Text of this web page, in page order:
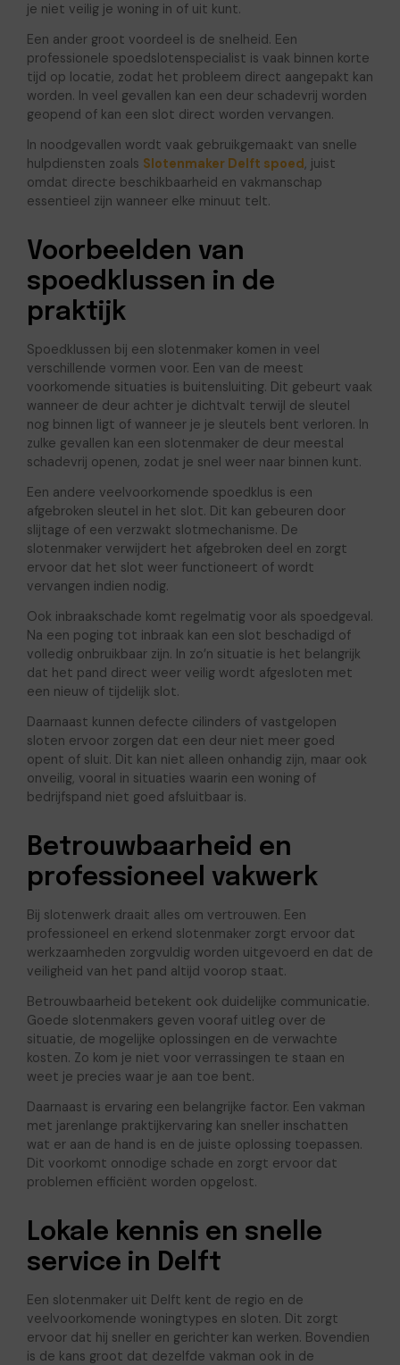
je niet veilig je woning in of uit kunt.
Een ander groot voordeel is de snelheid. Een
professionele spoedslotenspecialist is vaak binnen korte
tijd op locatie, zodat het probleem direct aangepakt kan
worden. In veel gevallen kan een deur schadevrij worden
geopend of kan een slot direct worden vervangen.
In noodgevallen wordt vaak gebruikgemaakt van snelle
hulpdiensten zoals Slotenmaker Delft spoed, juist
omdat directe beschikbaarheid en vakmanschap
essentieel zijn wanneer elke minuut telt.
Voorbeelden van
spoedklussen in de
praktijk
Spoedklussen bij een slotenmaker komen in veel
verschillende vormen voor. Een van de meest
voorkomende situaties is buitensluiting. Dit gebeurt vaak
wanneer de deur achter je dichtvalt terwijl de sleutel
nog binnen ligt of wanneer je je sleutels bent verloren. In
zulke gevallen kan een slotenmaker de deur meestal
schadevrij openen, zodat je snel weer naar binnen kunt.
Een andere veelvoorkomende spoedklus is een
afgebroken sleutel in het slot. Dit kan gebeuren door
slijtage of een verzwakt slotmechanisme. De
slotenmaker verwijdert het afgebroken deel en zorgt
ervoor dat het slot weer functioneert of wordt
vervangen indien nodig.
Ook inbraakschade komt regelmatig voor als spoedgeval.
Na een poging tot inbraak kan een slot beschadigd of
volledig onbruikbaar zijn. In zo’n situatie is het belangrijk
dat het pand direct weer veilig wordt afgesloten met
een nieuw of tijdelijk slot.
Daarnaast kunnen defecte cilinders of vastgelopen
sloten ervoor zorgen dat een deur niet meer goed
opent of sluit. Dit kan niet alleen onhandig zijn, maar ook
onveilig, vooral in situaties waarin een woning of
bedrijfspand niet goed afsluitbaar is.
Betrouwbaarheid en
professioneel vakwerk
Bij slotenwerk draait alles om vertrouwen. Een
professioneel en erkend slotenmaker zorgt ervoor dat
werkzaamheden zorgvuldig worden uitgevoerd en dat de
veiligheid van het pand altijd voorop staat.
Betrouwbaarheid betekent ook duidelijke communicatie.
Goede slotenmakers geven vooraf uitleg over de
situatie, de mogelijke oplossingen en de verwachte
kosten. Zo kom je niet voor verrassingen te staan en
weet je precies waar je aan toe bent.
Daarnaast is ervaring een belangrijke factor. Een vakman
met jarenlange praktijkervaring kan sneller inschatten
wat er aan de hand is en de juiste oplossing toepassen.
Dit voorkomt onnodige schade en zorgt ervoor dat
problemen efficiënt worden opgelost.
Lokale kennis en snelle
service in Delft
Een slotenmaker uit Delft kent de regio en de
veelvoorkomende woningtypes en sloten. Dit zorgt
ervoor dat hij sneller en gerichter kan werken. Bovendien
is de kans groot dat dezelfde vakman ook in de